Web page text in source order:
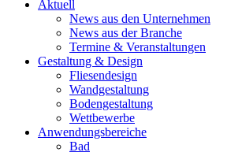
Aktuell
News aus den Unternehmen
News aus der Branche
Termine & Veranstaltungen
Gestaltung & Design
Fliesendesign
Wandgestaltung
Bodengestaltung
Wettbewerbe
Anwendungsbereiche
Bad